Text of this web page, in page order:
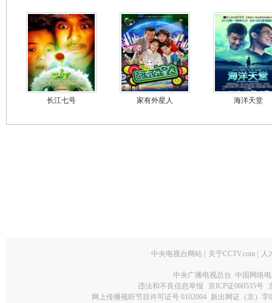
长江七号 家有外星人 海洋天堂
中央电视台网站 关于CCTV.com 人
中央广播电视总台 中国网络
违法和不良信息举报
京ICP证060535号
网上传播视听节目许可证号 0102004 新出网证（京）